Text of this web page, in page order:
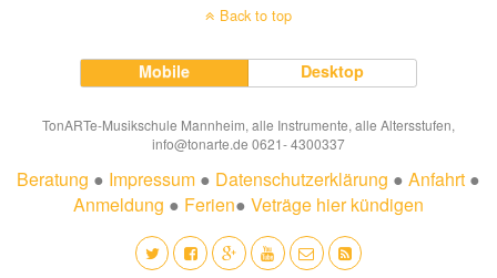
Back to top
Mobile Desktop
TonARTe-Musikschule Mannheim, alle Instrumente, alle Altersstufen,
info@tonarte.de 0621- 4300337
Beratung ● Impressum ● Datenschutzerklärung ● Anfahrt ●
Anmeldung ● Ferien● Veträge hier kündigen